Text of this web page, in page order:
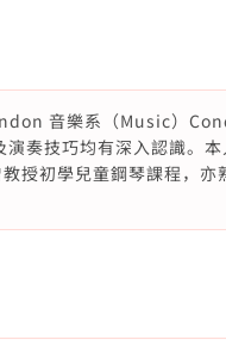
音樂系（Music）
奏技巧均有深入認識。本
授初學兒童鋼琴課程，亦